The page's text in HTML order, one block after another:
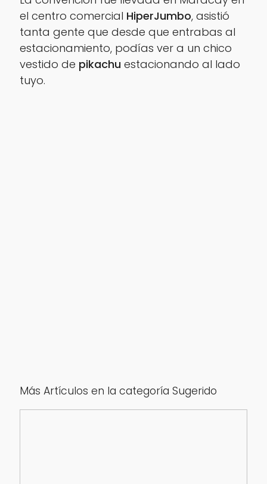
el centro comercial HiperJumbo, asistió
tanta gente que desde que entrabas al
estacionamiento, podías ver a un chico
vestido de pikachu estacionando al lado
tuyo.
Más Artículos en la categoría Sugerido